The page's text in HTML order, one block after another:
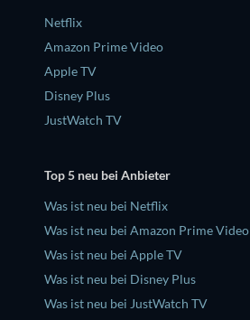
Netflix
Amazon Prime Video
Apple TV
Disney Plus
JustWatch TV
Top 5 neu bei Anbieter
Was ist neu bei Netflix
Was ist neu bei Amazon Prime Video
Was ist neu bei Apple TV
Was ist neu bei Disney Plus
Was ist neu bei JustWatch TV